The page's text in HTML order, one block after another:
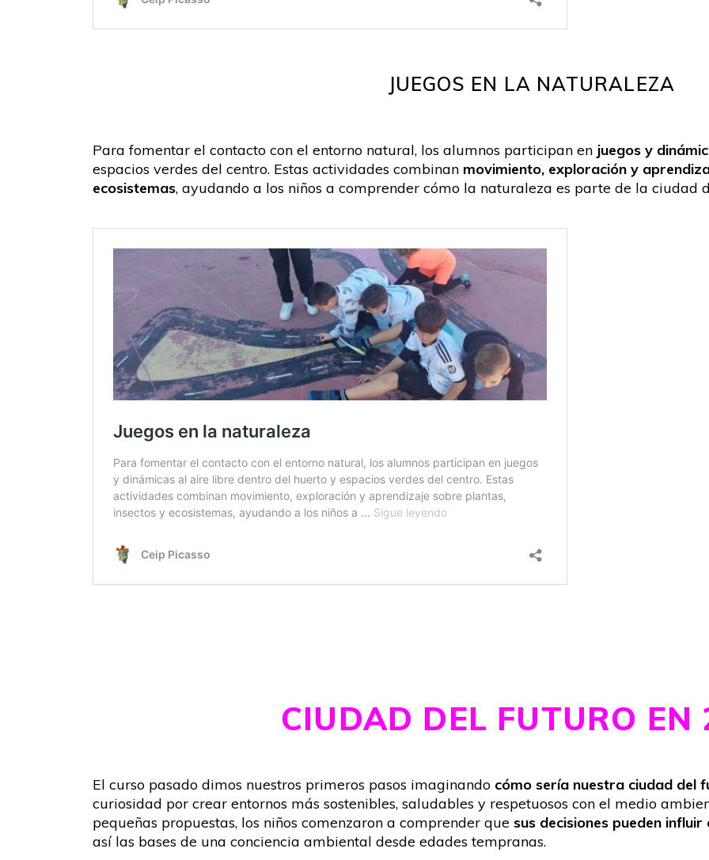
JUEGOS EN LA NATURALEZA
Para fomentar el contacto con el entorno natural, los alumnos participan en juegos y
espacios verdes del centro. Estas actividades combinan movimiento, exploración y
ecosistemas, ayudando a los niños a comprender cómo la naturaleza es parte de la ciudad
CIUDAD DEL FUTURO EN
El curso pasado dimos nuestros primeros pasos imaginando cómo sería nuestra ciudad del
curiosidad por crear entornos más sostenibles, saludables y respetuosos con el medio
pequeñas propuestas, los niños comenzaron a comprender que sus decisiones pueden
así las bases de una conciencia ambiental desde edades tempranas.